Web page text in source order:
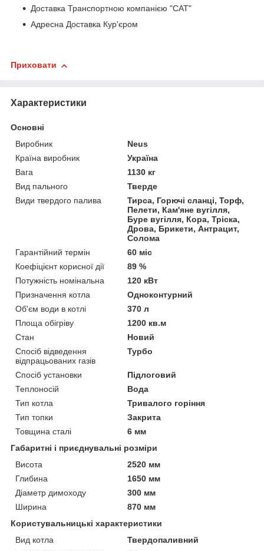
Доставка Транспортною компанією "САТ"
Адресна Доставка Кур'єром
Приховати
Характеристики
Основні
Виробник
Neus
Країна виробник
Україна
Вага
1130 кг
Вид пального
Тверде
Види твердого палива
Тирса, Горючі сланці, Торф,
Пелети, Кам'яне вугілля,
Буре вугілля, Кора, Тріска,
Дрова, Брикети, Антрацит,
Солома
Гарантійний термін
60 міс
Коефіцієнт корисної дії
89 %
Потужність номінальна
120 кВт
Призначення котла
Одноконтурний
Об'єм води в котлі
370 л
Площа обігріву
1200 кв.м
Стан
Новий
Спосіб відведення
відпрацьованих газів
Турбо
Спосіб установки
Підлоговий
Теплоносій
Вода
Тип котла
Тривалого горіння
Тип топки
Закрита
Товщина сталі
6 мм
Габаритні і приєднувальні розміри
Висота
2520 мм
Глибина
1650 мм
Діаметр димоходу
300 мм
Ширина
870 мм
Користувальницькі характеристики
Вид котла
Твердопаливний